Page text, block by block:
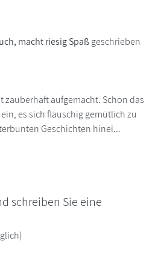
macht riesig Spaßgeschrieben
zauberhaft aufgemacht. Schon das
es sich flauschig gemütlich zu
Geschichten hinei...
schreiben Sie eine